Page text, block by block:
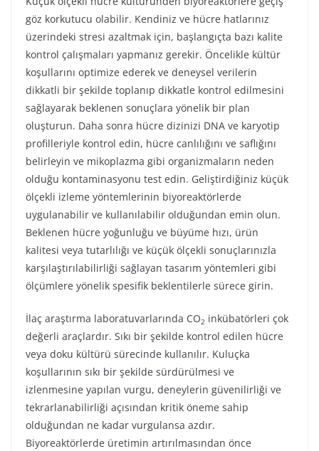
göz korkutucu olabilir. Kendiniz ve hücre hatlarınız
üzerindeki stresi azaltmak için, başlangıçta bazı kalite
kontrol çalışmaları yapmanız gerekir. Öncelikle kültür
koşullarını optimize ederek ve deneysel verilerin
dikkatli bir şekilde toplanıp dikkatle kontrol edilmesini
sağlayarak beklenen sonuçlara yönelik bir plan
oluşturun. Daha sonra hücre dizinizi DNA ve karyotip
profilleriyle kontrol edin, hücre canlılığını ve saflığını
belirleyin ve mikoplazma gibi organizmaların neden
olduğu kontaminasyonu test edin. Geliştirdiğiniz küçük
ölçekli izleme yöntemlerinin biyoreaktörlerde
uygulanabilir ve kullanılabilir olduğundan emin olun.
Beklenen hücre yoğunluğu ve büyüme hızı, ürün
kalitesi veya tutarlılığı ve küçük ölçekli sonuçlarınızla
karşılaştırılabilirliği sağlayan tasarım yöntemleri gibi
ölçümlere yönelik spesifik beklentilerle sürece girin.
İlaç araştırma laboratuvarlarında CO2 inkübatörleri çok
değerli araçlardır. Sıkı bir şekilde kontrol edilen hücre
veya doku kültürü sürecinde kullanılır. Kuluçka
koşullarının sıkı bir şekilde sürdürülmesi ve
izlenmesine yapılan vurgu, deneylerin güvenilirliği ve
tekrarlanabilirliği açısından kritik öneme sahip
olduğundan ne kadar vurgulansa azdır.
Biyoreaktörlerde üretimin artırılmasından önce